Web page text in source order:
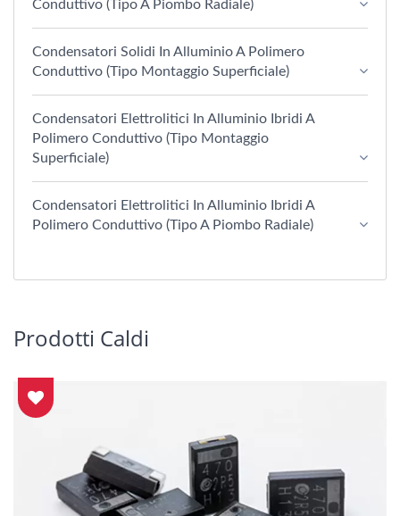
Conduttivo (Tipo A Piombo Radiale)
Condensatori Solidi In Alluminio A Polimero
Conduttivo (tipo Montaggio Superficiale)
Condensatori Elettrolitici In Alluminio Ibridi A
Polimero Conduttivo (tipo Montaggio
Superficiale)
Condensatori Elettrolitici In Alluminio Ibridi A
Polimero Conduttivo (Tipo A Piombo Radiale)
Prodotti Caldi